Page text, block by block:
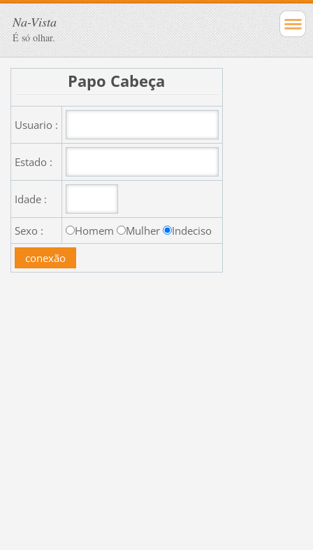
Na-Vista
É só olhar.
Papo Cabeça
Usuario :
Estado :
Idade :
Sexo : Homem Mulher Indeciso